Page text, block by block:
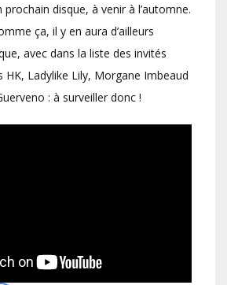
disque, à venir à l’automne.
ça, il y en aura d’ailleurs
avec dans la liste des invités
Ladylike Lily, Morgane Imbeaud
: à surveiller donc !